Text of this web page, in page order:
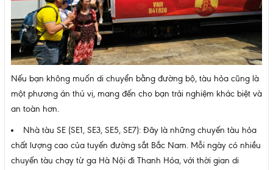
Nếu bạn không muốn di chuyển bằng đường bộ, tàu hỏa cũng là
một phương án thú vị, mang đến cho bạn trải nghiệm khác biệt và
an toàn hơn.
Nhà tàu SE (SE1, SE3, SE5, SE7): Đây là những chuyến tàu hỏa
chất lượng cao của tuyến đường sắt Bắc Nam. Mỗi ngày có nhiều
chuyến tàu chạy từ ga Hà Nội đi Thanh Hóa, với thời gian di